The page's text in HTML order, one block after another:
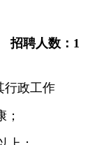
招聘人数： 1
行政工作